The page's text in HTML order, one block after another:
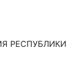
РЕСПУБЛИКИ